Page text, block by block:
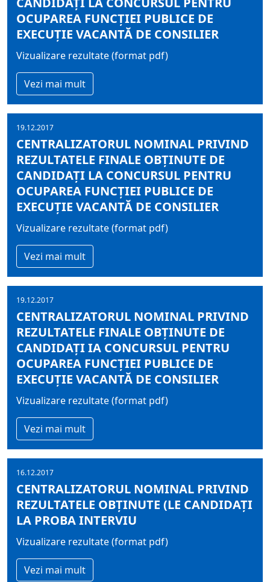
OCUPAREA FUNCŢIEI PUBLICE DE
EXECUŢIE VACANTĂ DE CONSILIER
Vizualizare rezultate (format pdf)
Vezi mai mult
19.12.2017
CENTRALIZATORUL NOMINAL PRIVIND
REZULTATELE FINALE OBŢINUTE DE
CANDIDAŢI LA CONCURSUL PENTRU
OCUPAREA FUNCŢIEI PUBLICE DE
EXECUŢIE VACANTĂ DE CONSILIER
Vizualizare rezultate (format pdf)
Vezi mai mult
19.12.2017
CENTRALIZATORUL NOMINAL PRIVIND
REZULTATELE FINALE OBŢINUTE DE
CANDIDAŢI IA CONCURSUL PENTRU
OCUPAREA FUNCŢIEI PUBLICE DE
EXECUŢIE VACANTĂ DE CONSILIER
Vizualizare rezultate (format pdf)
Vezi mai mult
16.12.2017
CENTRALIZATORUL NOMINAL PRIVIND
REZULTATELE OBŢINUTE (LE CANDIDAŢI
LA PROBA INTERVIU
Vizualizare rezultate (format pdf)
Vezi mai mult